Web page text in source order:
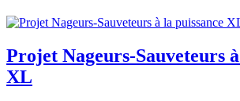
Projet Nageurs-Sauveteurs
XL